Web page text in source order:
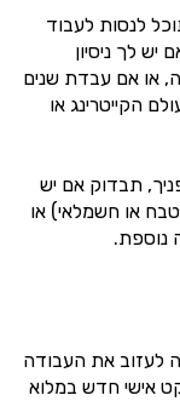
לנסות לעבוד
לך ניסיון
או אם עבדת שנים
הקייטרינג או
תבדוק אם יש
או חשמלאי) או
נוספת.
לעזוב את העבודה
אישי חדש במלוא